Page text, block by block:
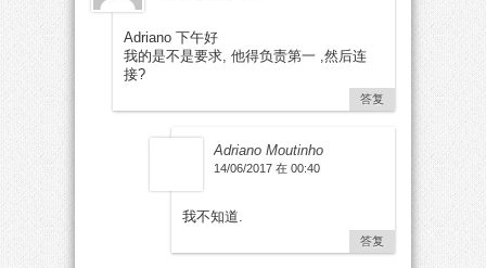
Adriano 下午好
我的是不是要求, 他得负责第一 ,然后连
接?
答复
Adriano Moutinho
14/06/2017 在 00:40
我不知道.
答复